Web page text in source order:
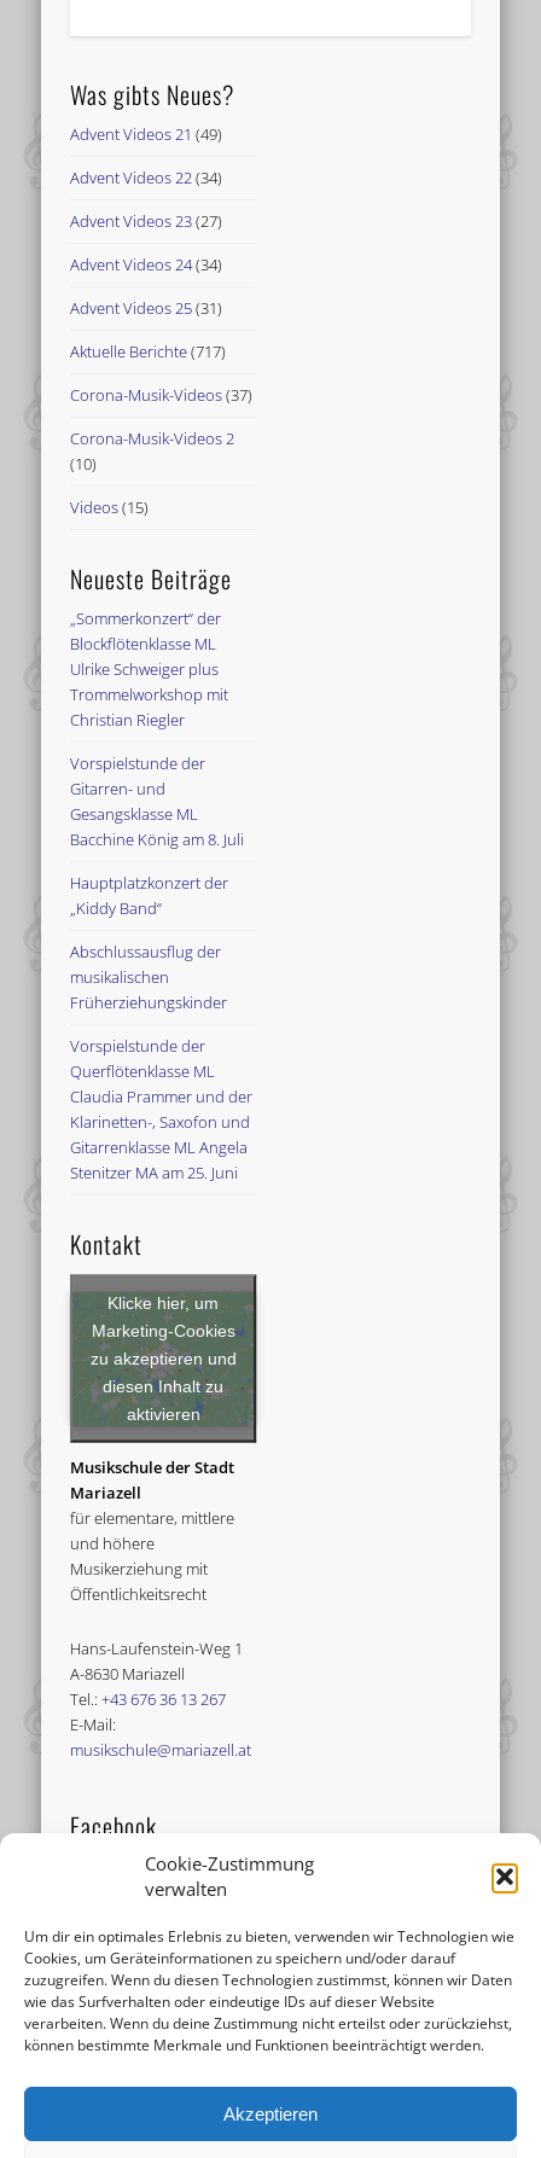
Cookie-Zustimmung
verwalten
Um dir ein optimales Erlebnis zu bieten, verwenden wir Technologien wie
Cookies, um Geräteinformationen zu speichern und/oder darauf
zuzugreifen. Wenn du diesen Technologien zustimmst, können wir Daten
wie das Surfverhalten oder eindeutige IDs auf dieser Website
verarbeiten. Wenn du deine Zustimmung nicht erteilst oder zurückziehst,
können bestimmte Merkmale und Funktionen beeinträchtigt werden.
Akzeptieren
Was gibts Neues?
Advent Videos 21 (49)
Advent Videos 22(34)
Advent Videos 23(27)
Advent Videos 24(34)
Advent Videos 25(31)
Aktuelle Berichte(717)
Corona-Musik-Videos(37)
Corona-Musik-Videos 2
(10)
Videos(15)
Neueste Beiträge
„Sommerkonzert“ der
Blockflötenklasse ML
Ulrike Schweiger plus
Trommelworkshop mit
Christian Riegler
Vorspielstunde der
Gitarren- und
Gesangsklasse ML
Bacchine König am 8. Juli
Hauptplatzkonzert der
„Kiddy Band“
Abschlussausflug der
musikalischen
Früherziehungskinder
Vorspielstunde der
Querflötenklasse ML
Claudia Prammer und der
Klarinetten-, Saxofon und
Gitarrenklasse ML Angela
Stenitzer MA am 25. Juni
Kontakt
Klicke hier, um
Marketing-Cookies
zu akzeptieren und
diesen Inhalt zu
aktivieren
Musikschule der Stadt
Mariazell
für elementare, mittlere
und höhere
Musikerziehung mit
Öffentlichkeitsrecht
Hans-Laufenstein-Weg 1
A-8630 Mariazell
Tel.:+43 676 36 13 267
E-Mail:
musikschule@mariazell.at
Facebook